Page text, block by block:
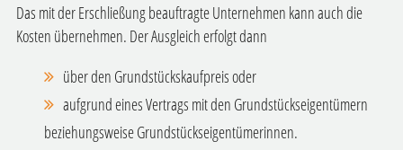
Das mit der Erschließung beauftragte Unternehmen kann auch die
Kosten übernehmen. Der Ausgleich erfolgt dann
über den Grundstückskaufpreis oder
aufgrund eines Vertrags mit den Grundstückseigentümern
beziehungsweise Grundstückseigentümerinnen.